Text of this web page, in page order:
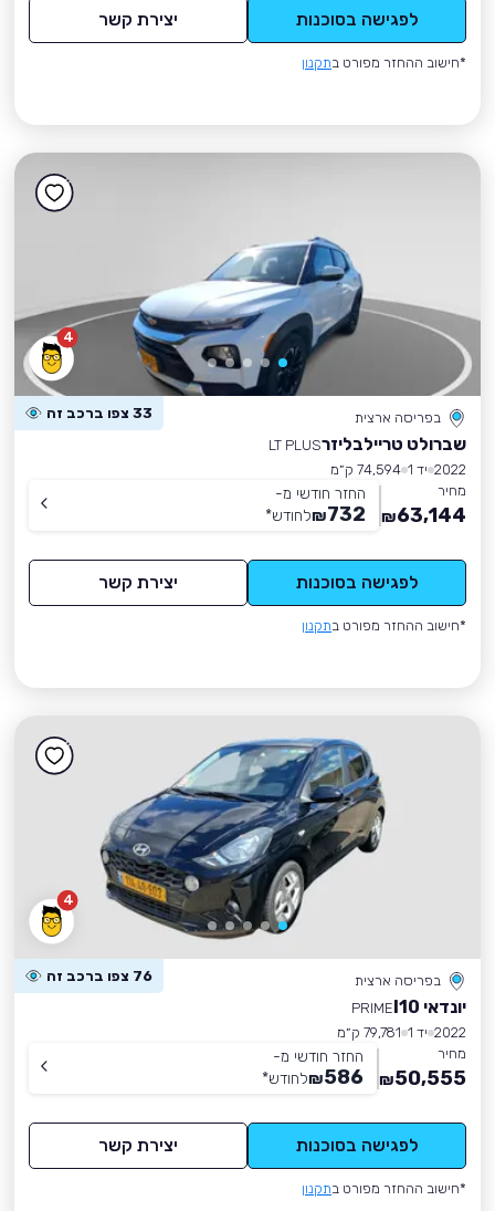
לפגישה בסוכנות יצירת קשר
*חישוב ההחזר מפורט בתקנון
4
בפריסה ארצית 33 צפו ברכב זה
שברולט טריילבליזרLT PLUS
2022 יד 1
74,594 ק״מ
מחיר
63,144
₪
החזר חודשי מ-
732
₪לחודש*
לפגישה בסוכנות יצירת קשר
*חישוב ההחזר מפורט בתקנון
4
בפריסה ארצית 76 צפו ברכב זה
יונדאי I10
PRIME
2022 יד 1
79,781 ק״מ
מחיר
50,555
₪
החזר חודשי מ-
586
₪לחודש*
לפגישה בסוכנות יצירת קשר
*חישוב ההחזר מפורט בתקנון